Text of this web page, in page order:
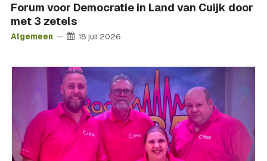
Forum voor Democratie in Land van Cuijk door
met 3 zetels
Algemeen 18 juli 2026